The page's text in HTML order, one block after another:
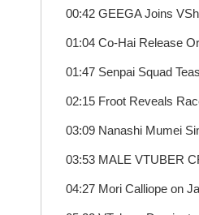
00:42 GEEGA Joins
01:04 Co-Hai Release
01:47 Senpai Squad
02:15 Froot Reveals
03:09 Nanashi Mumei
03:53 MALE VTUBER
04:27 Mori Calliope on